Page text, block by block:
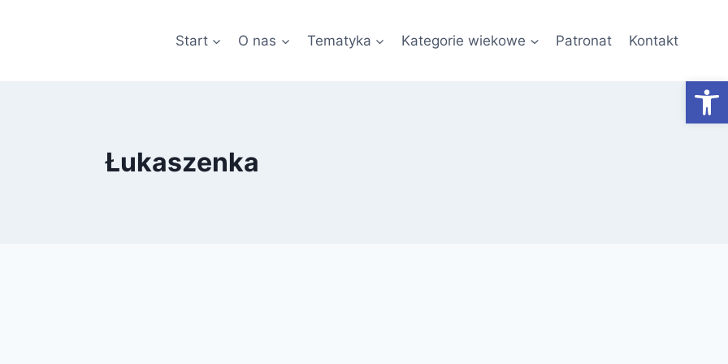
Start O nas Tematyka Kategorie wiekowe Patronat Kontakt
Łukaszenka